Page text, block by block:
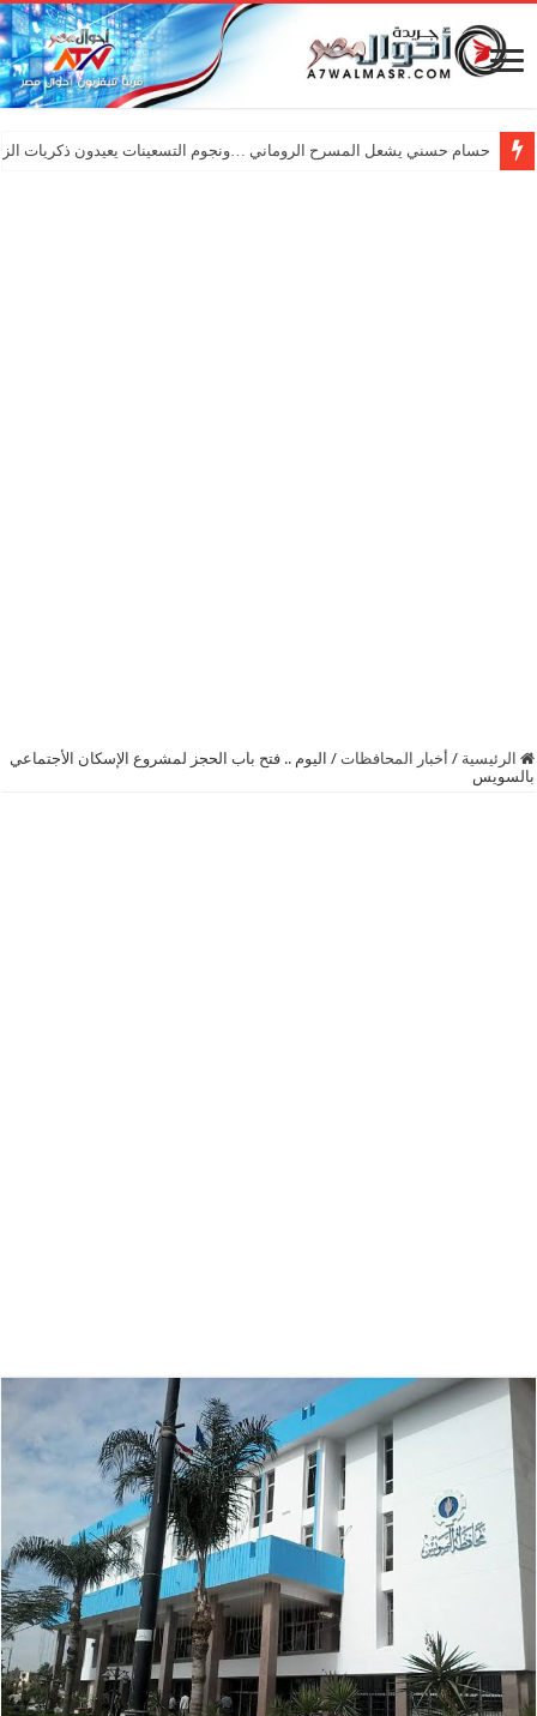
حسام حسني يشعل المسرح الروماني …ونجوم التسعينات يعيدون ذكريات
الرئيسية / أخبار المحافظات / اليوم .. فتح باب الحجز لمشروع الإسكان الأجتماعي
بالسويس